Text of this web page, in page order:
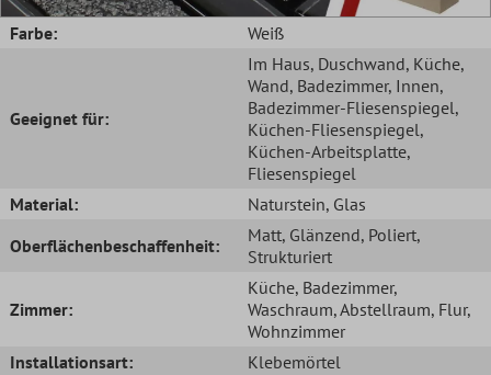
Farbe: Weiß
Geeignet für:
Im Haus, Duschwand, Küche,
Wand, Badezimmer, Innen,
Badezimmer-Fliesenspiegel,
Küchen-Fliesenspiegel,
Küchen-Arbeitsplatte,
Fliesenspiegel
Material:
Naturstein, Glas
Oberflächenbeschaffenheit:
Matt, Glänzend, Poliert,
Strukturiert
Zimmer:
Küche, Badezimmer,
Waschraum, Abstellraum, Flur,
Wohnzimmer
Installationsart:
Klebemörtel